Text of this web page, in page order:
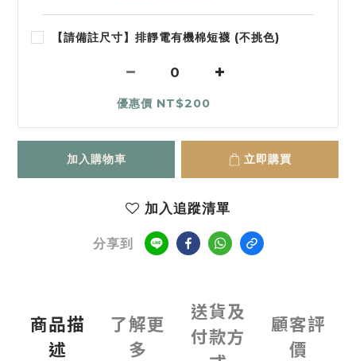
【請備註尺寸】排靜電有機棉短襪 (不挑色)
優惠價 NT$200
加入購物車 立即購買
加入追蹤清單
分享到
商品描
述
了解更
多
送貨及
付款方
顧客評
價